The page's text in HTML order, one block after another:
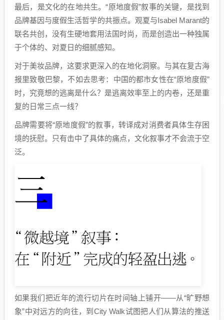
最后，是文化的在地共生。“原地度假”叙事的关键，是找到
品牌基因与度假生活哲学的共振点。观夏与Isabel Marant的
联名共创，没有生硬地套用法国时尚，而是创造出一种独属
于个体的、对夏日的细腻感知。
对于美妆品牌，这要求更深入的在地化洞察。与其在复古海
报里致敬巴黎，不如去思考：中国的都市女性在“原地度假”
时，究竟想的逃离是什么？是逃离效率至上的内卷，还是重
复的日常三点一线？
品牌需要将“原地度假”的叙事，转译成对消费者具体生存困
境的抚慰。只有击中了具体的痛点，文化叙事才不会流于空
泛。
如果我们把近年的流行切片在时间轴上铺开——从“旷野想
象”中对远方的向往，到City Walk试图把人们从算法的推送